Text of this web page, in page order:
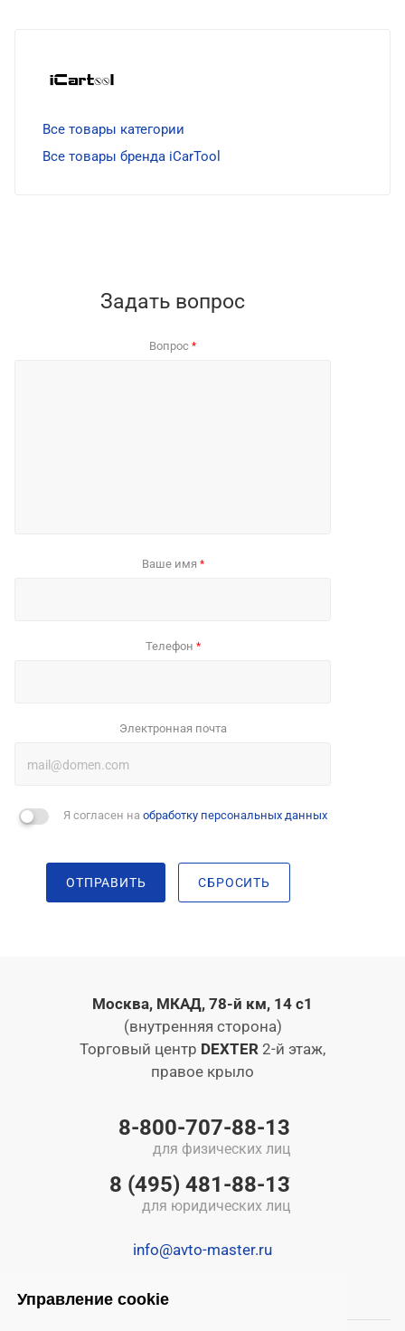
Управление cookie
Все товары категории
Все товары бренда iCarTool
Задать вопрос
Вопрос *
Ваше имя *
Телефон *
Электронная почта
Я согласен на обработку персональных данных
ОТПРАВИТЬ СБРОСИТЬ
Москва, МКАД, 78-й км, 14 с1
(внутренняя сторона)
Торговый центр DEXTER 2-й этаж,
правое крыло
8-800-707-88-13
для физических лиц
8 (495) 481-88-13
для юридических лиц
info@avto-master.ru